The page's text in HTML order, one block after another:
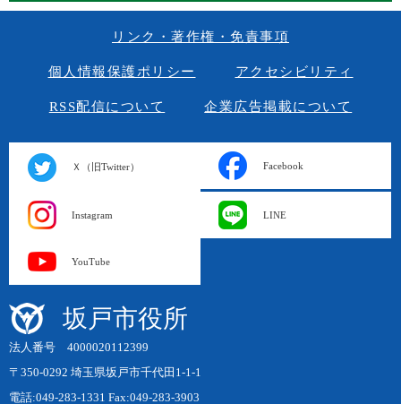
リンク・著作権・免責事項
個人情報保護ポリシー アクセシビリティ
RSS配信について 企業広告掲載について
Ｘ（旧Twitter） Facebook
Instagram LINE
YouTube
坂戸市役所
法人番号 4000020112399
〒350-0292 埼玉県坂戸市千代田1-1-1
電話:049-283-1331 Fax:049-283-3903